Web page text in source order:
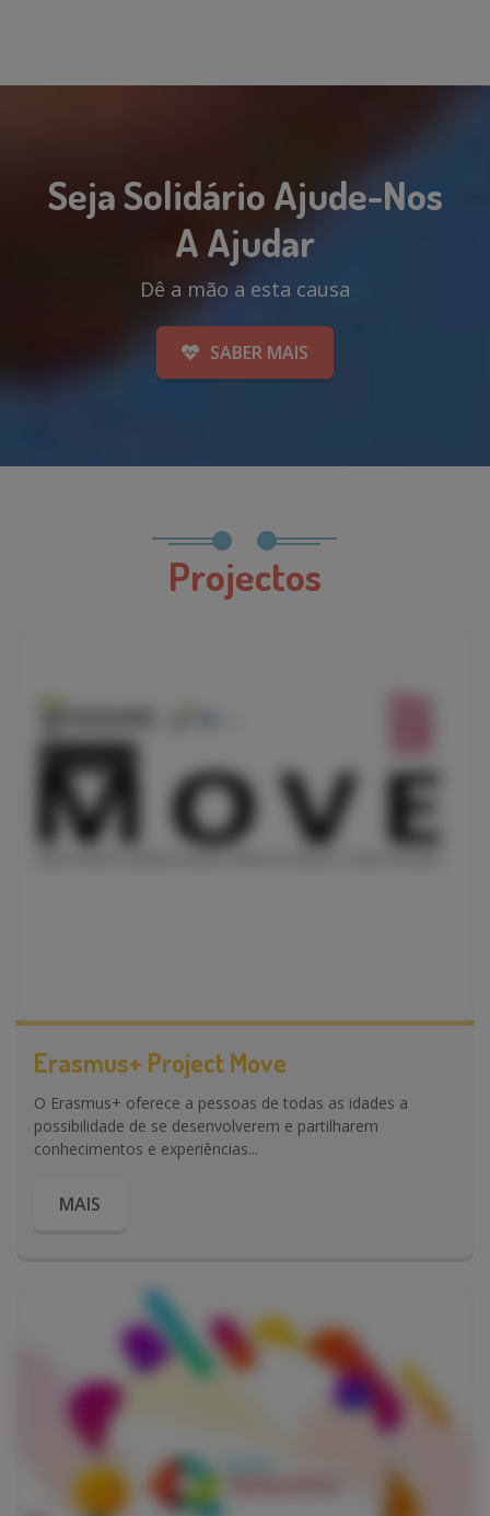
Seja Solidário Ajude-Nos
A Ajudar
Dê a mão a esta causa
SABER MAIS
Projectos
Erasmus+ Project Move
O Erasmus+ oferece a pessoas de todas as idades a
possibilidade de se desenvolverem e partilharem
conhecimentos e experiências...
MAIS